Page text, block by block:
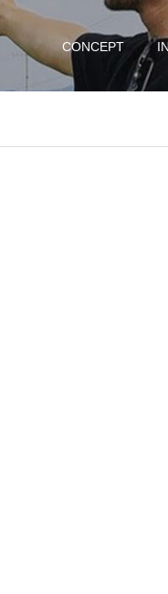
CONCEPT